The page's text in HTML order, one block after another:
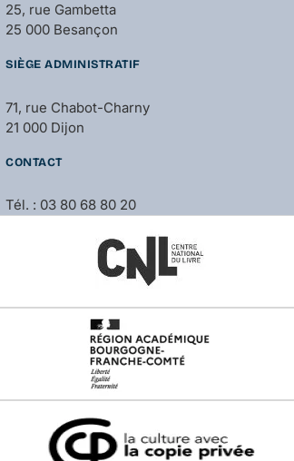
25, rue Gambetta
25 000 Besançon
SIÈGE ADMINISTRATIF
71, rue Chabot-Charny
21 000 Dijon
CONTACT
Tél. : 03 80 68 80 20